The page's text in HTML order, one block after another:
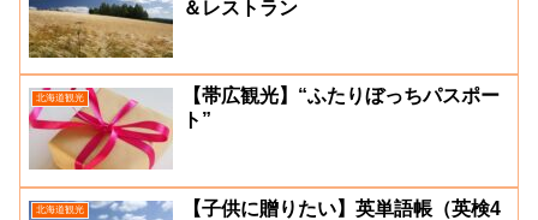
＆レストラン
北海道観光
【帯広観光】“ふたりぼっちパスポー
ト”
北海道観光
【子供に贈りたい】英単語帳（英検4